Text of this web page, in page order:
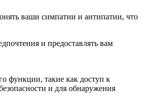
ваши симпатии и антипатии, что
и предоставлять вам
функции, такие как доступ к
и для обнаружения